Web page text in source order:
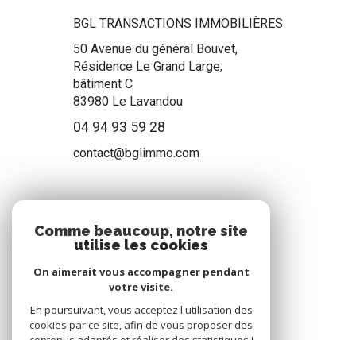
BGL TRANSACTIONS IMMOBILIÈRES
50 Avenue du général Bouvet,
Résidence Le Grand Large,
bâtiment C
83980 Le Lavandou
04 94 93 59 28
contact@bglimmo.com
Nous suivre
Comme beaucoup, notre site
utilise les cookies
On aimerait vous accompagner pendant
votre visite.
En poursuivant, vous acceptez l'utilisation des
cookies par ce site, afin de vous proposer des